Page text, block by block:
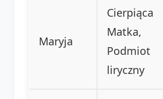
Maryja
Cierpiąca
Matka,
Podmiot
liryczny